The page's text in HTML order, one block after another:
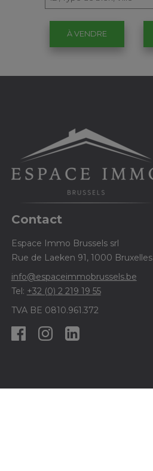
À VENDRE
Contact
Espace Immo Brussels srl
Rue de Laeken 91, 1000 Bruxelles
info@espaceimmobrussels.be
Tel: +32 (0) 2 219 19 55
TVA BE 0810.961.372